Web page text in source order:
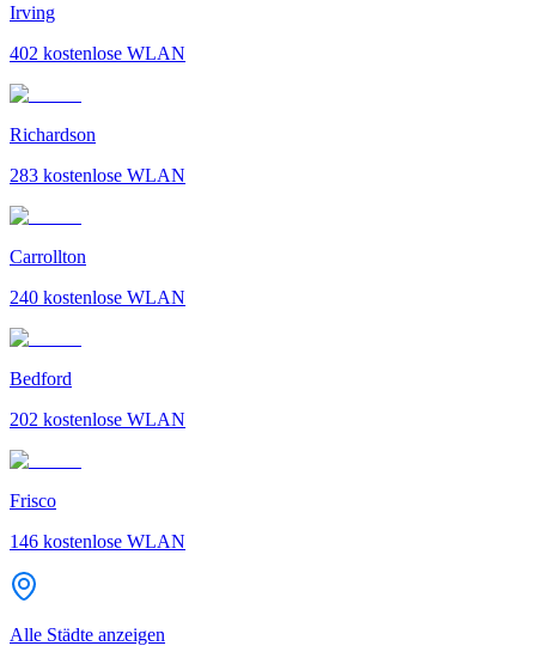
Irving
402 kostenlose WLAN
Richardson
283 kostenlose WLAN
Carrollton
240 kostenlose WLAN
Bedford
202 kostenlose WLAN
Frisco
146 kostenlose WLAN
Alle Städte anzeigen